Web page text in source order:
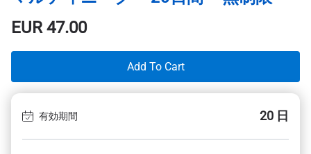
EUR47.00
Add To Cart
有効期間 20 日